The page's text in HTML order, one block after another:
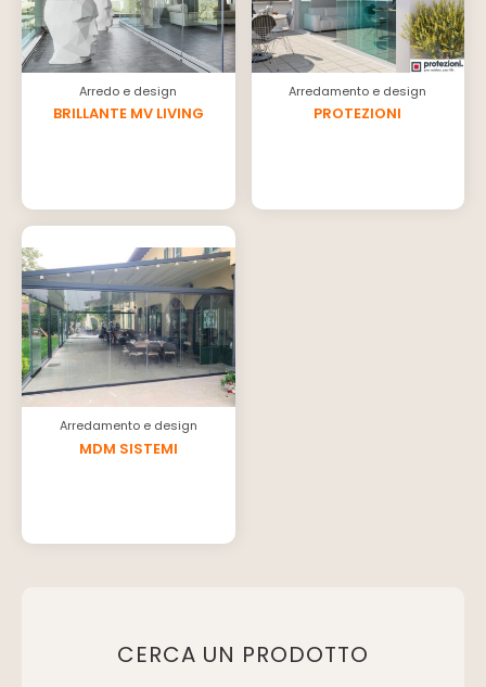
Arredo e design
BRILLANTE MV LIVING
Arredamento e design
PROTEZIONI
Arredamento e design
MDM SISTEMI
CERCA UN PRODOTTO